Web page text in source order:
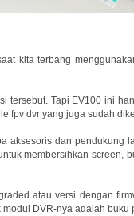
kita terbang
tersebut. Tapi EV100 ini
fpv dvr yang juga sudah
aksesoris dan pendukung
membersihkan screen,
atau versi dengan
DVR-nya adalah buku